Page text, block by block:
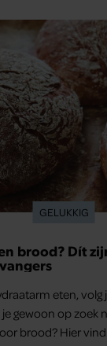
GELUKKIG
brood? Dít
eten, volg
gewoon op zoek
brood? Hier